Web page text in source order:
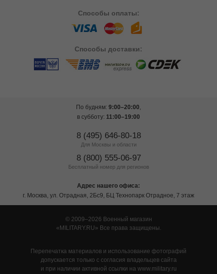
Способы оплаты:
Способы доставки:
По будням: 9:00–20:00,
в субботу: 11:00–19:00
8 (495) 646-80-18
Для Москвы и области
8 (800) 555-06-97
Бесплатный номер для регионов
Адрес нашего офиса:
г. Москва, ул. Отрадная, 2Бс9, БЦ Технопарк Отрадное, 7 этаж
© 2009–2026 Военный магазин
MILITARY.RU
Все права защищены.
Перепечатка материалов и использование фотографий
допускается только с согласия владельцев сайта
и при наличии активной ссылки на www.military.ru